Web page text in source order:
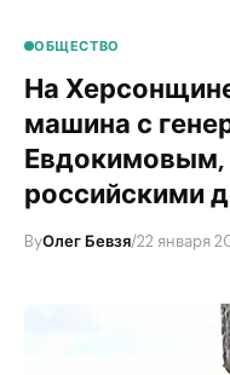
ОБЩЕСТВО
На
машина с
российскими
ByОлег Бевзя/22 января